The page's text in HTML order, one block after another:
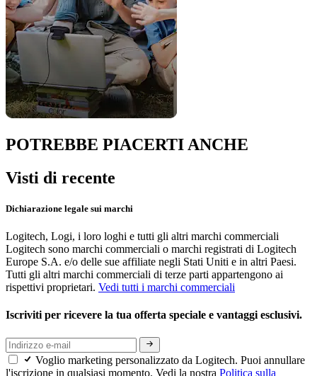
POTREBBE PIACERTI ANCHE
Visti di recente
Dichiarazione legale sui marchi
Logitech, Logi, i loro loghi e tutti gli altri marchi commerciali
Logitech sono marchi commerciali o marchi registrati di Logitech
Europe S.A. e/o delle sue affiliate negli Stati Uniti e in altri Paesi.
Tutti gli altri marchi commerciali di terze parti appartengono ai
rispettivi proprietari. Vedi tutti i marchi commerciali
Iscriviti per ricevere la tua offerta speciale e vantaggi esclusivi.
Voglio marketing personalizzato da Logitech. Puoi annullare
l'iscrizione in qualsiasi momento. Vedi la nostra Politica sulla